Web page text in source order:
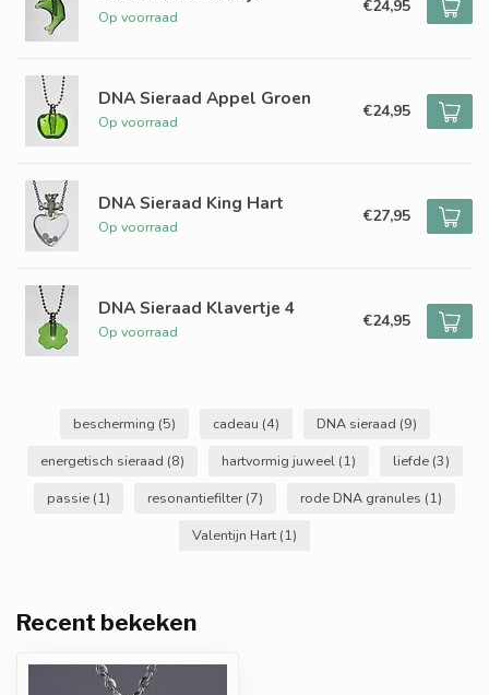
Op voorraad
€24,95
DNA Sieraad Appel Groen
Op voorraad
€24,95
DNA Sieraad King Hart
Op voorraad
€27,95
DNA Sieraad Klavertje 4
Op voorraad
€24,95
bescherming (5) cadeau (4) DNA sieraad (9)
energetisch sieraad (8) hartvormig juweel (1) liefde (3)
passie (1) resonantiefilter(7) rode DNA granules (1)
Valentijn Hart (1)
Recent bekeken